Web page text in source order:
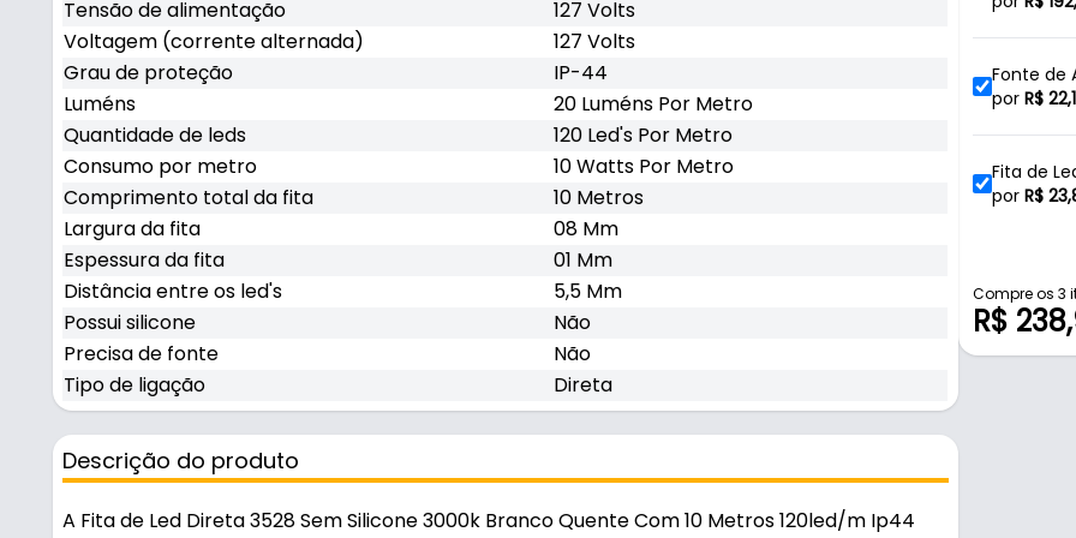
Tensão de alimentação
127 Volts
Voltagem (corrente alternada)
127 Volts
Grau de proteção
IP-44
Luméns
20 Luméns Por Metro
Quantidade de leds
120 Led's Por Metro
Consumo por metro
10 Watts Por Metro
Comprimento total da fita
10 Metros
Largura da fita
08 Mm
Espessura da fita
01 Mm
Distância entre os led's
5,5 Mm
Possui silicone
Não
Precisa de fonte
Não
Tipo de ligação
Direta
Descrição do produto
A Fita de Led Direta 3528 Sem Silicone 3000k Branco Quente Com 10 Metros 120led/m Ip44
Fonte de
Led Bivolt
por R$
Fita de
60led/m
por R$
por R$
Compre os 3
R$